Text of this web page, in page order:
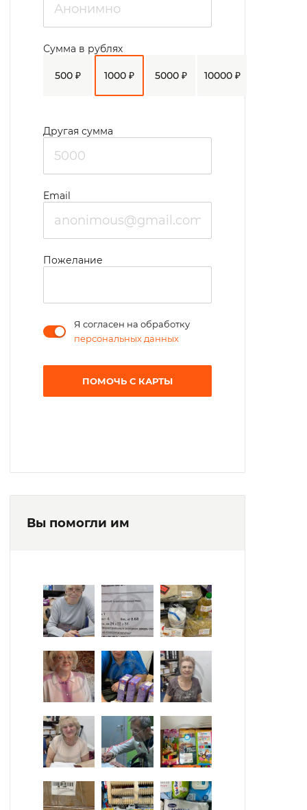
500 ₽ 1000 ₽ 5000 ₽ 10000 ₽
Сумма в рублях
Другая сумма
Email
Пожелание
Я согласен на обработку
персональных данных
ПОМОЧЬ С КАРТЫ
Вы помогли им